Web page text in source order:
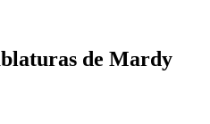
de Mardy